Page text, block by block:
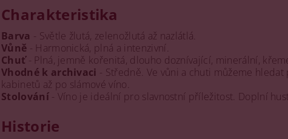
Charakteristika
Barva - Světle žlutá, zelenožlutá až nazlátlá.
Vůně - Harmonická, plná a intenzivní.
Chuť- Plná, jemně kořenitá, dlouho doznívající, minerální,
Vhodné k archivaci - Středně. Ve vůni a chuti můžeme
kabinetů až po slámové víno.
Stolování- Víno je ideální pro slavnostní příležitost. Doplní
Historie